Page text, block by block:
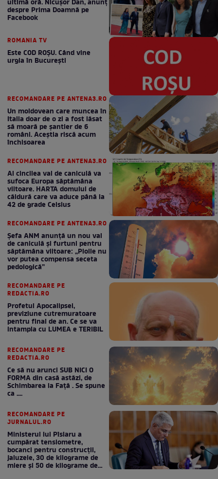
ultimă oră. Nicuşor Dan, anunţ
despre Prima Doamnă pe
Facebook
ROMANIA TV
Este COD ROŞU. Când vine
urgia în Bucureşti
RECOMANDARE PE ANTENA3.RO
Un moldovean care muncea în
Italia doar de o zi a fost lăsat
să moară pe şantier de 6
români. Aceștia riscă acum
închisoarea
RECOMANDARE PE ANTENA3.RO
Al cincilea val de caniculă va
sufoca Europa săptămâna
viitoare. HARTA domului de
căldură care va aduce până la
42 de grade Celsius
RECOMANDARE PE ANTENA3.RO
Șefa ANM anunță un nou val
de caniculă și furtuni pentru
săptămâna viitoare: „Ploile nu
vor putea compensa seceta
pedologică”
RECOMANDARE PE
REDACTIA.RO
Profetul Apocalipsei,
previziune cutremuratoare
pentru final de an. Ce se va
intampla cu LUMEA e TERIBIL
RECOMANDARE PE
REDACTIA.RO
Ce să nu arunci SUB NICI O
FORMA din casă astăzi, de
Schimbarea la Față . Se spune
ca ....
RECOMANDARE PE
JURNALUL.RO
Ministerul lui Pîslaru a
cumpărat tensiometre,
bocanci pentru construcții,
jaluzele, 30 de kilograme de
miere și 50 de kilograme de